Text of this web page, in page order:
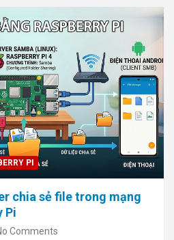
PI
chia sẻ file trong mạng
Pi
Comments